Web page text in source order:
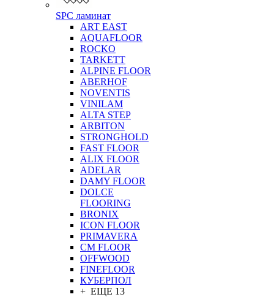
SPC ламинат
ART EAST
AQUAFLOOR
ROCKO
TARKETT
ALPINE FLOOR
ABERHOF
NOVENTIS
VINILAM
ALTA STEP
ARBITON
STRONGHOLD
FAST FLOOR
ALIX FLOOR
ADELAR
DAMY FLOOR
DOLCE
FLOORING
BRONIX
ICON FLOOR
PRIMAVERA
CM FLOOR
OFFWOOD
FINEFLOOR
КУБЕРПОЛ
+ ЕЩЕ 13